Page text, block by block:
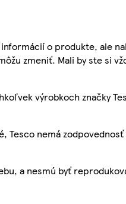
o produkte, ale
zmeniť. Mali by ste si
výrobkoch značky
Tesco nemá
a nesmú byť